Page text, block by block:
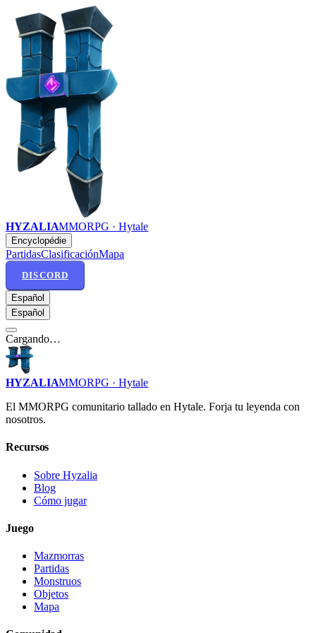
HYZALIAMMORPG · Hytale
Encyclopédie
PartidasClasificaciónMapa
DISCORD
Español
Español
Cargando…
HYZALIAMMORPG · Hytale
El MMORPG comunitario tallado en Hytale. Forja tu leyenda con
nosotros.
Recursos
Sobre Hyzalia
Blog
Cómo jugar
Juego
Mazmorras
Partidas
Monstruos
Objetos
Mapa